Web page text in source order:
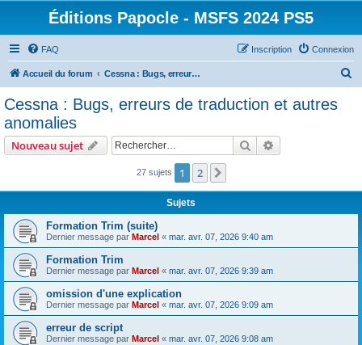
Éditions Papocle - MSFS 2024 PS5
FAQ Connexion
Inscription
Accueil du forum Cessna : Bugs, erreurs de traduction et autres anomalies
c
r
Cessna : Bugs, erreurs de traduction et autres
anomalies
Nouveau sujet Rechercher
27 sujets 1 2
Sujets
Formation Trim (suite)
Dernier message par Marcel « mar. avr. 07, 2026 9:40 am
Formation Trim
Dernier message par Marcel « mar. avr. 07, 2026 9:39 am
omission d'une explication
Dernier message par Marcel « mar. avr. 07, 2026 9:09 am
erreur de script
Dernier message par Marcel « mar. avr. 07, 2026 9:08 am